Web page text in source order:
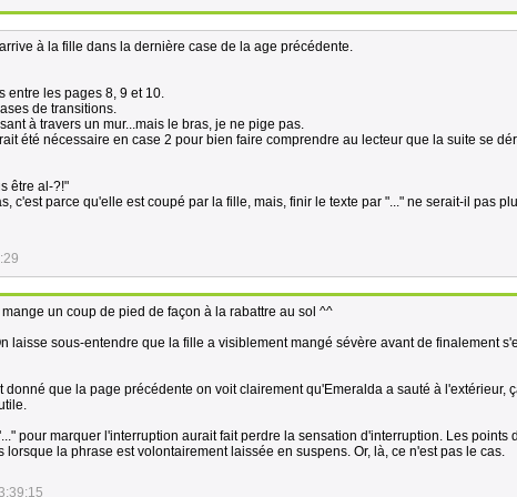
à la fille dans la dernière case de la age précédente.
entre les pages 8, 9 et 10.
de transitions.
à travers un mur...mais le bras, je ne pige pas.
été nécessaire en case 2 pour bien faire comprendre au lecteur que la suite se
être al-?!"
c'est parce qu'elle est coupé par la fille, mais, finir le texte par "..." ne serait-il pas
un coup de pied de façon à la rabattre au sol ^^
laisse sous-entendre que la fille a visiblement mangé sévère avant de finalement
donné que la page précédente on voit clairement qu'Emeralda a sauté à l'extérieur,
pour marquer l'interruption aurait fait perdre la sensation d'interruption. Les points
la phrase est volontairement laissée en suspens. Or, là, ce n'est pas le cas.